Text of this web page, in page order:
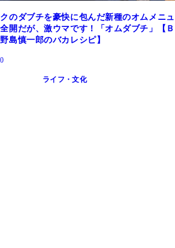
のダブチを豪快に包んだ新種のオムメニュ
開だが、激ウマです！「オムダブチ」【Ｂ
島慎一郎のバカレシピ】
ライフ・文化